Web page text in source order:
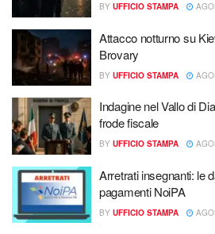
BY UFFICIO STAMPA
Attacco notturno su
Brovary
BY UFFICIO STAMPA
Indagine nel Vallo di
frode fiscale
BY UFFICIO STAMPA
Arretrati insegnanti: le
pagamenti NoiPA
BY UFFICIO STAMPA